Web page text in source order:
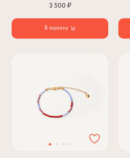
3 500 ₽
В корзину